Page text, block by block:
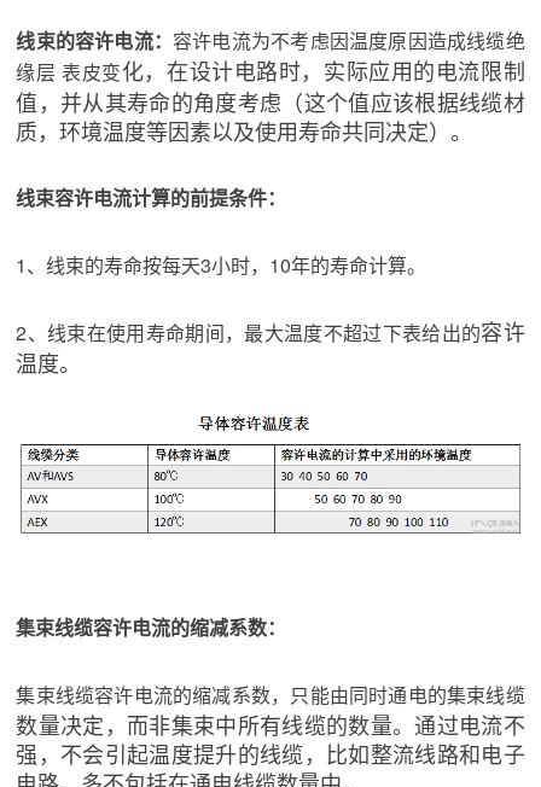
线束的容许电流： 容许电流为不考虑因温度原因造成线缆绝
缘层 表皮变化，在设计电路时，实际应用的电流限制
值，并从其寿命的角度考虑（这个值应该根据线缆材
质，环境温度等因素以及使用寿命共同决定）。
线束容许电流计算的前提条件：
1、线束的寿命按每天3小时，10年的寿命计算。
2、线束在使用寿命期间，最大温度不超过下表给出的容许
温度。
集束线缆容许电流的缩减系数：
集束线缆容许电流的缩减系数，只能由同时通电的集束线缆
数量决定，而非集束中所有线缆的数量。通过电流不
强，不会引起温度提升的线缆，比如整流线路和电子